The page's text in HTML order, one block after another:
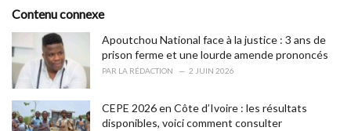
o
r
i
e
s
:
:Contenu connexe
Apoutchou National face à la justice : 3 ans de
prison ferme et une lourde amende prononcés
PAR LA RÉDACTION 2 JUIN 2026
CEPE 2026 en Côte d’Ivoire : les résultats
disponibles, voici comment consulter